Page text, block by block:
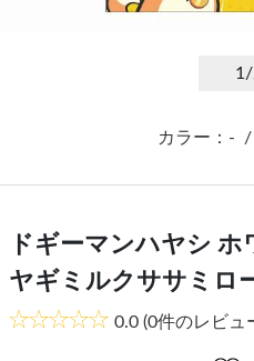
1/
カラー：- /
ドギーマンハヤシ ホ
ヤギミルクササミロ
0.0 (0件のレビュ